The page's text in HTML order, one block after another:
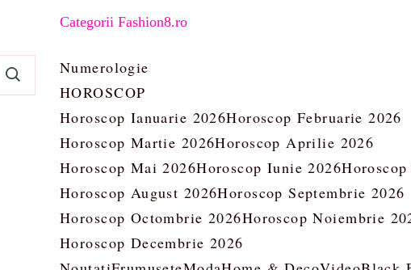
Categorii Fashion8.ro
Numerologie
HOROSCOP
Horoscop Ianuarie 2026Horoscop Februarie 2026
Horoscop Martie 2026Horoscop Aprilie 2026
Horoscop Mai 2026Horoscop Iunie 2026
Horoscop August 2026Horoscop Septembrie 2026
Horoscop Octombrie 2026Horoscop Noiembrie
Horoscop Decembrie 2026